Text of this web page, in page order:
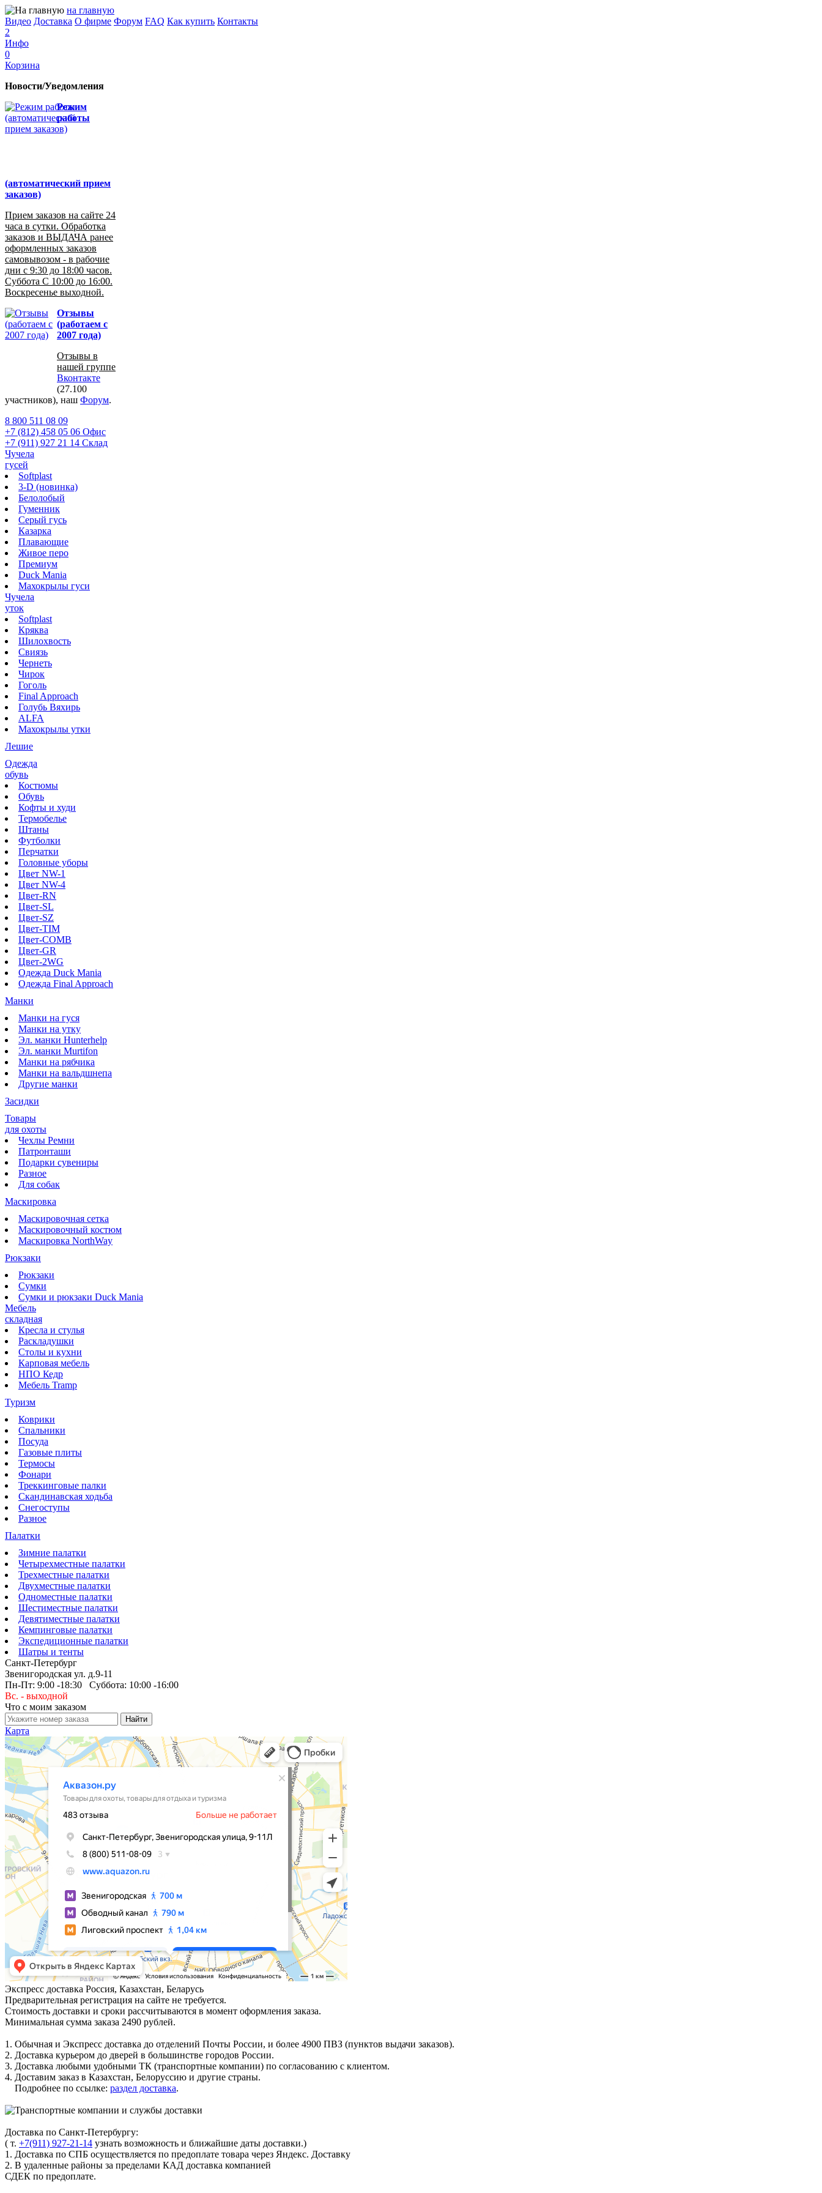
на главную
Видео Доставка О фирме Форум FAQ Как купить Контакты
2
Инфо
0
Корзина
Новости/Уведомления
Режим
работы
(автоматический прием
заказов)
Прием заказов на сайте 24
часа в сутки. Обработка
заказов и ВЫДАЧА ранее
оформленных заказов
самовывозом - в рабочие
дни с 9:30 до 18:00 часов.
Суббота С 10:00 до 16:00.
Воскресенье выходной.
Отзывы
(работаем с
2007 года)
Отзывы в
нашей группе
Вконтакте
(27.100
участников), наш Форум.
8 800 511 08 09
+7 (812) 458 05 06 Офис
+7 (911) 927 21 14 Склад
Чучела
гусей
Softplast
3-D (новинка)
Белолобый
Гуменник
Серый гусь
Казарка
Плавающие
Живое перо
Премиум
Duck Mania
Махокрылы гуси
Чучела
уток
Softplast
Кряква
Шилохвость
Свиязь
Чернеть
Чирок
Гоголь
Final Approach
Голубь Вяхирь
ALFA
Махокрылы утки
Лешие
Одежда
обувь
Костюмы
Обувь
Кофты и худи
Термобелье
Штаны
Футболки
Перчатки
Головные уборы
Цвет NW-1
Цвет NW-4
Цвет-RN
Цвет-SL
Цвет-SZ
Цвет-TIM
Цвет-COMB
Цвет-GR
Цвет-2WG
Одежда Duck Mania
Одежда Final Approach
Манки
Манки на гуся
Манки на утку
Эл. манки Hunterhelp
Эл. манки Murtifon
Манки на рябчика
Манки на вальдшнепа
Другие манки
Засидки
Товары
для охоты
Чехлы Ремни
Патронташи
Подарки сувениры
Разное
Для собак
Маскировка
Маскировочная сетка
Маскировочный костюм
Маскировка NorthWay
Рюкзаки
Рюкзаки
Сумки
Сумки и рюкзаки Duck Mania
Мебель
складная
Кресла и стулья
Раскладушки
Столы и кухни
Карповая мебель
НПО Кедр
Мебель Tramp
Туризм
Коврики
Спальники
Посуда
Газовые плиты
Термосы
Фонари
Треккинговые палки
Скандинавская ходьба
Снегоступы
Разное
Палатки
Зимние палатки
Четырехместные палатки
Трехместные палатки
Двухместные палатки
Одноместные палатки
Шестиместные палатки
Девятиместные палатки
Кемпинговые палатки
Экспедиционные палатки
Шатры и тенты
Санкт-Петербург
Звенигородская ул. д.9-11
Пн-Пт: 9:00 -18:30 Суббота: 10:00 -16:00
Вс. - выходной
Что с моим заказом
Карта
Экспресс доставка Россия, Казахстан, Беларусь
Предварительная регистрация на сайте не требуется.
Стоимость доставки и сроки рассчитываются в момент оформления заказа.
Минимальная сумма заказа 2490 рублей.
1. Обычная и Экспресс доставка до отделений Почты России, и более 4900 ПВЗ (пунктов выдачи заказов).
2. Доставка курьером до дверей в большинстве городов России.
3. Доставка любыми удобными ТК (транспортные компании) по согласованию с клиентом.
4. Доставим заказ в Казахстан, Белоруссию и другие страны.
Подробнее по ссылке: раздел доставка.
Доставка по Санкт-Петербургу:
( т. +7(911) 927-21-14 узнать возможность и ближайшие даты доставки.)
1. Доставка по СПБ осуществляется по предоплате товара через Яндекс. Доставку
2. В удаленные районы за пределами КАД доставка компанией
СДЕК по предоплате.